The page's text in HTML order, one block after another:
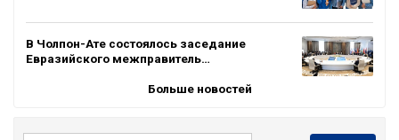
В Чолпон-Ате состоялось заседание
Евразийского межправитель…
Больше новостей